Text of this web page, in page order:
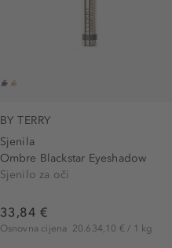
usne (9)
BY TERRY
Sjenila
Ombre Blackstar Eyeshadow
Sjenilo za oči
33,84 €
Osnovna cijena 20.634,10 € / 1 kg